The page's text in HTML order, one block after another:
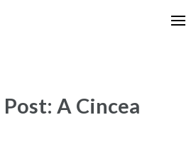
A Cincea